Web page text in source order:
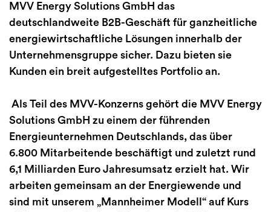
MVV Energy Solutions GmbH das
deutschlandweite B2B-Geschäft für ganzheitliche
energiewirtschaftliche Lösungen innerhalb der
Unternehmensgruppe sicher. Dazu bieten sie
Kunden ein breit aufgestelltes Portfolio an.
Als Teil des MVV-Konzerns gehört die MVV Energy
Solutions GmbH zu einem der führenden
Energieunternehmen Deutschlands, das über
6.800 Mitarbeitende beschäftigt und zuletzt rund
6,1 Milliarden Euro Jahresumsatz erzielt hat. Wir
arbeiten gemeinsam an der Energiewende und
sind mit unserem „Mannheimer Modell“ auf Kurs